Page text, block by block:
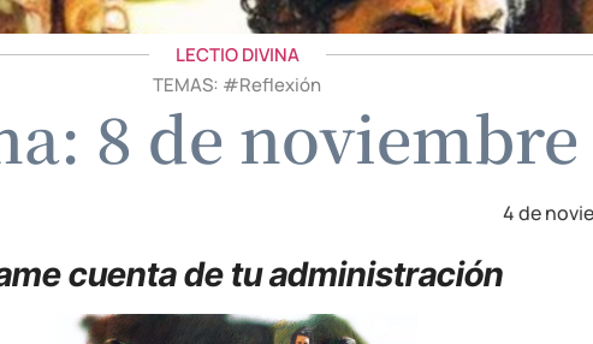
LECTIO DIVINA
TEMAS: #Reflexión
8 de noviembre
4 de
cuenta de tu administración